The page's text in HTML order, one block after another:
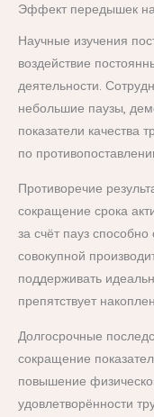
Эффект передышек на
Научные изучения
воздействие
деятельности.
небольшие паузы,
показатели качества
по
Противоречие
сокращение срока
за счёт пауз
совокупной
поддерживать
препятствует
Долгосрочные
сокращение
повышение
удовлетворённости